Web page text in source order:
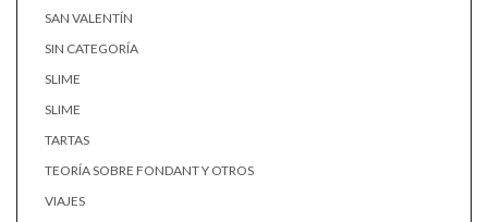
SAN VALENTÍN
SIN CATEGORÍA
SLIME
SLIME
TARTAS
TEORÍA SOBRE FONDANT Y OTROS
VIAJES